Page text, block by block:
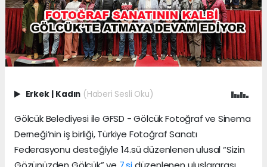
Erkek | Kadın (Haberi Sesli Oku)
Gölcük Belediyesi ile GFSD - Gölcük Fotoğraf ve Sinema
Derneği’nin iş birliği, Türkiye Fotoğraf Sanatı
Federasyonu desteğiyle 14.sü düzenlenen ulusal “Sizin